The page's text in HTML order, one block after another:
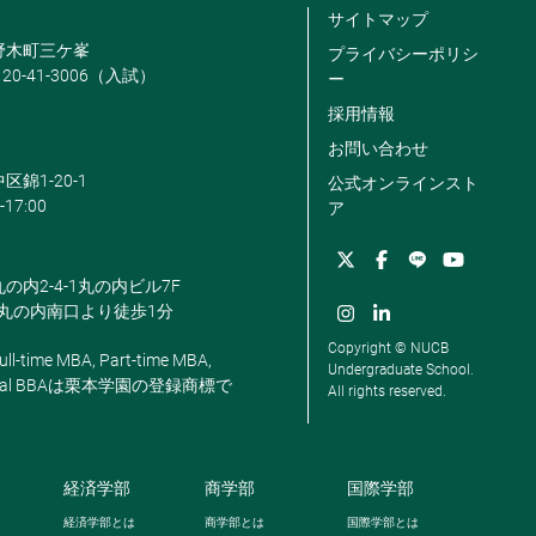
木町三ケ峯
41-3006（入試）
錦1-20-1
17:00
内2-4-1丸の内ビル7F
の内南口より徒歩1分
time MBA, Part-time MBA,
BBAは栗本学園の登録商標で
サイトマップ
プライバシーポリシ
ー
採用情報
お問い合わせ
公式オンラインスト
ア
Copyright © NUCB
Undergraduate School.
All rights reserved.
経済学部
経済学部とは
商学部
商学部とは
国際学部
国際学部とは